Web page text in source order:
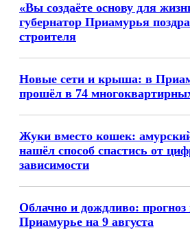
«Вы создаёте основу для
губернатор Приамурья
строителя
Новые сети и крыша: в
прошёл в 74
Жуки вместо кошек:
нашёл способ спастись от
зависимости
Облачно и дождливо: прогноз
Приамурье на 9 августа